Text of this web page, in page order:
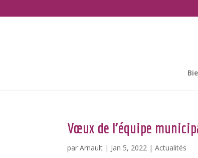
Vœux de l’équipe
parArnault | Jan 5, 2022 |Actualités